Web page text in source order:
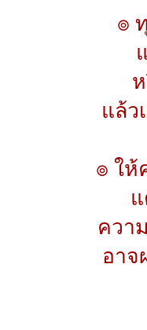
๏
แล้ว
๏ ให้
ควา
อา